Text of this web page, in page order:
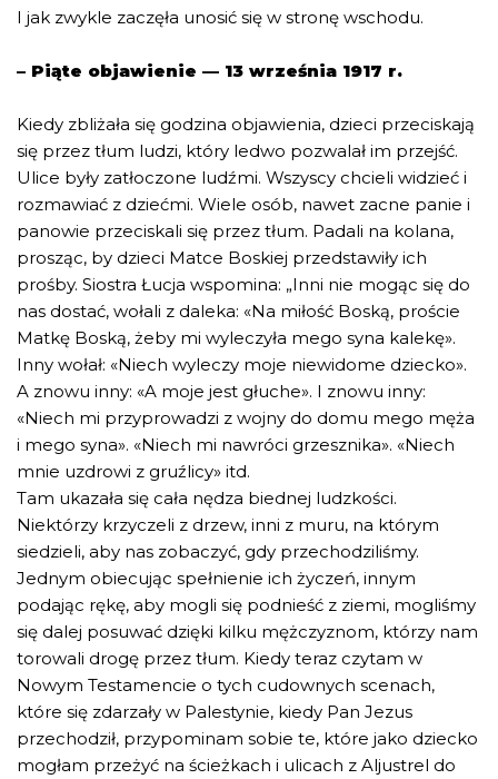
I jak zwykle zaczęła unosić się w stronę wschodu.
– Piąte objawienie — 13 września 1917 r.
Kiedy zbliżała się godzina objawienia, dzieci przeciskają
się przez tłum ludzi, który ledwo pozwalał im przejść.
Ulice były zatłoczone ludźmi. Wszyscy chcieli widzieć i
rozmawiać z dziećmi. Wiele osób, nawet zacne panie i
panowie przeciskali się przez tłum. Padali na kolana,
prosząc, by dzieci Matce Boskiej przedstawiły ich
prośby. Siostra Łucja wspomina: „Inni nie mogąc się do
nas dostać, wołali z daleka: «Na miłość Boską, proście
Matkę Boską, żeby mi wyleczyła mego syna kalekę».
Inny wołał: «Niech wyleczy moje niewidome dziecko».
A znowu inny: «A moje jest głuche». I znowu inny:
«Niech mi przyprowadzi z wojny do domu mego męża
i mego syna». «Niech mi nawróci grzesznika». «Niech
mnie uzdrowi z gruźlicy» itd.
Tam ukazała się cała nędza biednej ludzkości.
Niektórzy krzyczeli z drzew, inni z muru, na którym
siedzieli, aby nas zobaczyć, gdy przechodziliśmy.
Jednym obiecując spełnienie ich życzeń, innym
podając rękę, aby mogli się podnieść z ziemi, mogliśmy
się dalej posuwać dzięki kilku mężczyznom, którzy nam
torowali drogę przez tłum. Kiedy teraz czytam w
Nowym Testamencie o tych cudownych scenach,
które się zdarzały w Palestynie, kiedy Pan Jezus
przechodził, przypominam sobie te, które jako dziecko
mogłam przeżyć na ścieżkach i ulicach z Aljustrel do